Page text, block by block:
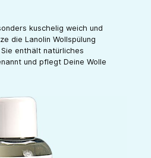
kuschelig weich und
die Lanolin Wollspülung
enthält natürliches
und pflegt Deine Wolle